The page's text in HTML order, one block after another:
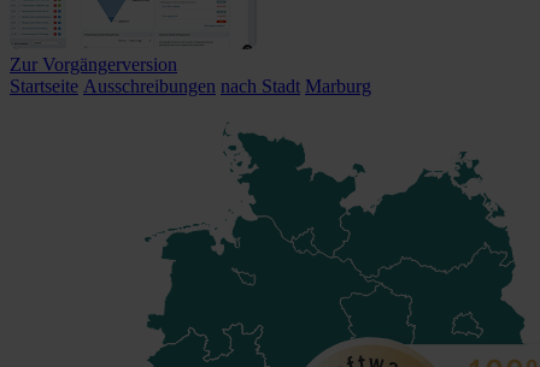
Zur Vorgängerversion
Startseite Ausschreibungen nach Stadt Marburg